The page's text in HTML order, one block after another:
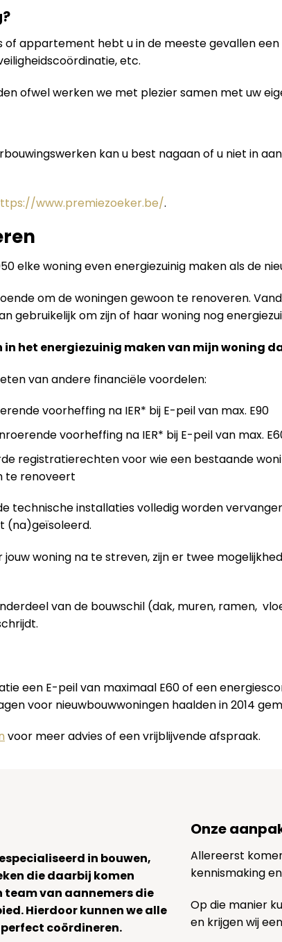
of appartement hebt u in de meeste gevallen
etc.
ofwel werken we met plezier samen met uw
kan u best nagaan of u niet in
www.premiezoeker.be/.
elke woning even energiezuinig maken als de
om de woningen gewoon te renoveren.
gebruikelijk om zijn of haar woning nog
in het energiezuinig maken van mijn woning
van andere financiële voordelen:
voorheffing na IER* bij E-peil van max. E90
voorheffing na IER* bij E-peil van max.
registratierechten voor wie een bestaande
te renoveert
technische installaties volledig worden
(na)geïsoleerd.
woning na te streven, zijn er twee
van de bouwschil (dak, muren, ramen,
een E-peil van maximaal E60 of een
voor nieuwbouwwoningen haalden in 2014
voor meer advies of een vrijblijvende afspraak.
in bouwen,
die daarbij komen
team van aannemers die
Hierdoor kunnen we alle
coördineren.
Onze
Allereerst
kennismaking
Op die manier
en krijgen wij